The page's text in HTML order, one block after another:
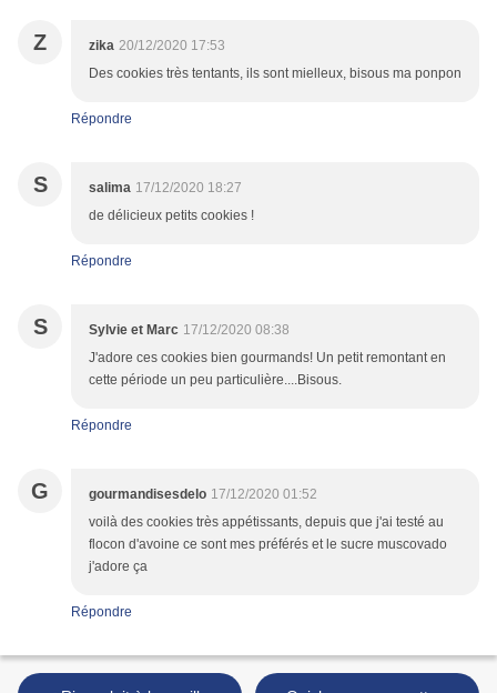
Z zika 20/12/2020 17:53
Des cookies très tentants, ils sont mielleux, bisous ma ponpon
Répondre
S salima 17/12/2020 18:27
de délicieux petits cookies !
Répondre
S Sylvie et Marc 17/12/2020 08:38
J'adore ces cookies bien gourmands! Un petit remontant en
cette période un peu particulière....Bisous.
Répondre
G gourmandisesdelo 17/12/2020 01:52
voilà des cookies très appétissants, depuis que j'ai testé au
flocon d'avoine ce sont mes préférés et le sucre muscovado
j'adore ça
Répondre